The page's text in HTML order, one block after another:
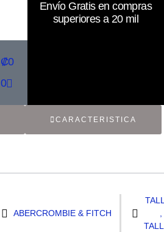
₡0
0
Envío Gratis en compras
superiores a 20 mil
CARACTERISTICA
ABERCROMBIE & FITCH
,